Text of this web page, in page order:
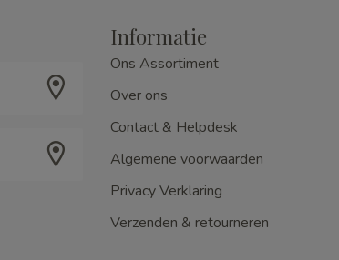
Informatie
Ons Assortiment
Over ons
Contact & Helpdesk
Algemene voorwaarden
Privacy Verklaring
Verzenden & retourneren